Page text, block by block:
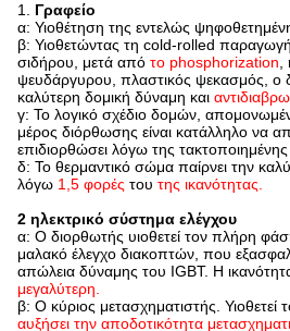
1. Γραφείο
α: Υιοθέτηση της εντελώς
β: Υιοθετώντας τη cold-rolled
σιδήρου, μετά από το phosphorization
ψευδάργυρου, πλαστικός ψεκασμός, ο
καλύτερη δομική δύναμη και
γ: Το λογικό σχέδιο δομών,
μέρος διόρθωσης είναι κατάλληλο να
επιδιορθώσει λόγω της
δ: Το θερμαντικό σώμα παίρνει την
λόγω 1,5 φορές του της ικανότητας.
2 ηλεκτρικό σύστημα ελέγχου
α: Ο διορθωτής υιοθετεί τον πλήρη
μαλακό έλεγχο διακοπτών, που
απώλεια δύναμης του IGBT. Η
μεγαλύτερη.
β: Ο κύριος μετασχηματιστής.
αυξήσει την αποδοτικότητα